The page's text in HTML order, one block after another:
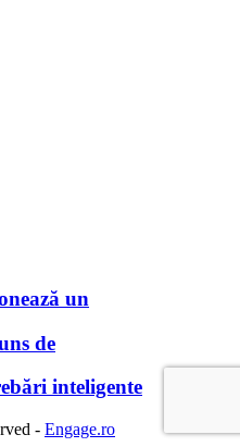
un
de
inteligente
- Engage.ro